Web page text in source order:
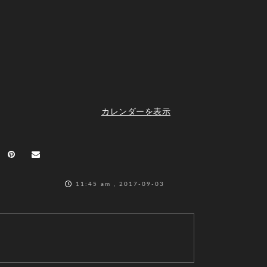
カレンダーを表示
11:45 am , 2017-09-03